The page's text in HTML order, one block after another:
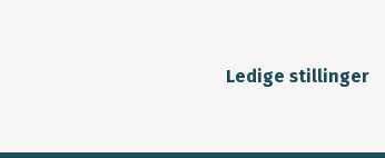
Ledige stillinger